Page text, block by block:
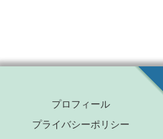
プロフィール
プライバシーポリシー